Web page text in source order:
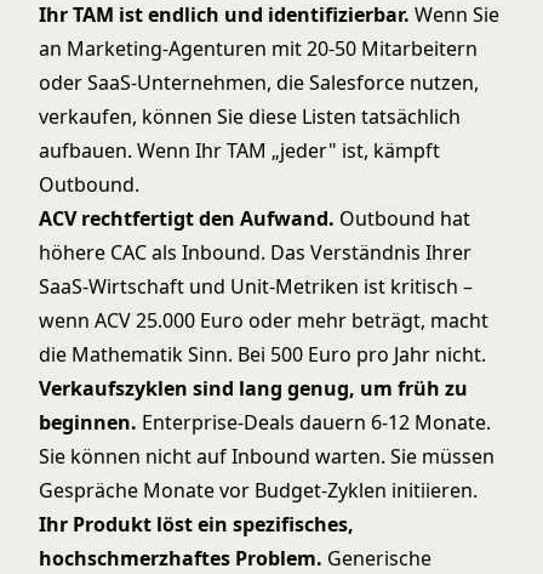
Ihr TAM ist endlich und identifizierbar. Wenn Sie
an Marketing-Agenturen mit 20-50 Mitarbeitern
oder SaaS-Unternehmen, die Salesforce nutzen,
verkaufen, können Sie diese Listen tatsächlich
aufbauen. Wenn Ihr TAM „jeder" ist, kämpft
Outbound.
ACV rechtfertigt den Aufwand. Outbound hat
höhere CAC als Inbound. Das Verständnis Ihrer
SaaS-Wirtschaft und Unit-Metriken ist kritisch –
wenn ACV 25.000 Euro oder mehr beträgt, macht
die Mathematik Sinn. Bei 500 Euro pro Jahr nicht.
Verkaufszyklen sind lang genug, um früh zu
beginnen. Enterprise-Deals dauern 6-12 Monate.
Sie können nicht auf Inbound warten. Sie müssen
Gespräche Monate vor Budget-Zyklen initiieren.
Ihr Produkt löst ein spezifisches,
hochschmerzhaftes Problem. Generische